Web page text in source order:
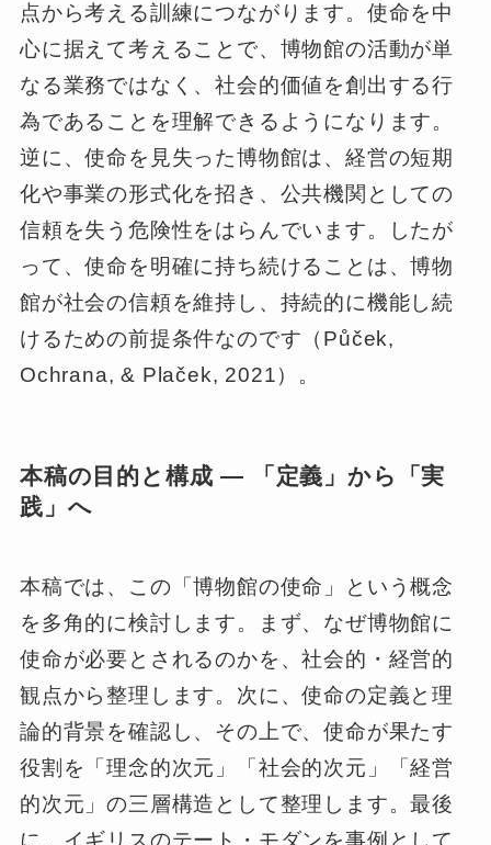
点から考える訓練につながります。使命を中
心に据えて考えることで、博物館の活動が単
なる業務ではなく、社会的価値を創出する行
為であることを理解できるようになります。
逆に、使命を見失った博物館は、経営の短期
化や事業の形式化を招き、公共機関としての
信頼を失う危険性をはらんでいます。したが
って、使命を明確に持ち続けることは、博物
館が社会の信頼を維持し、持続的に機能し続
けるための前提条件なのです（Půček,
Ochrana, & Plaček, 2021）。
本稿の目的と構成 ― 「定義」から「実
践」へ
本稿では、この「博物館の使命」という概念
を多角的に検討します。まず、なぜ博物館に
使命が必要とされるのかを、社会的・経営的
観点から整理します。次に、使命の定義と理
論的背景を確認し、その上で、使命が果たす
役割を「理念的次元」「社会的次元」「経営
的次元」の三層構造として整理します。最後
に、イギリスのテート・モダンを事例として